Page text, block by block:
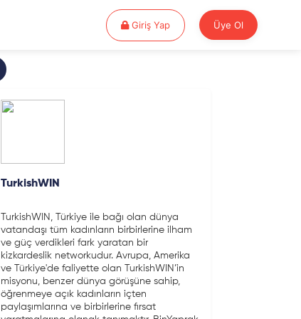
Giriş YapGiriş Yap Üye Ol
TurkishWIN
TurkishWIN, Türkiye ile bağı olan dünya
vatandaşı tüm kadınların birbirlerine ilham
ve güç verdikleri fark yaratan bir
kizkardeslik networkudur. Avrupa, Amerika
ve Türkiye'de faliyette olan TurkishWIN’in
misyonu, benzer dünya görüşüne sahip,
öğrenmeye açık kadınların içten
paylaşımlarına ve birbirlerine fırsat